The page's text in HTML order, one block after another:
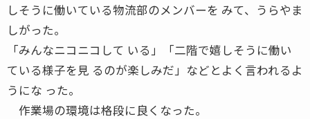
しそうに働いている物流部のメンバーを みて、うらやま
しがった。
「みんなニコニコして いる」「二階で嬉しそうに働い
ている様子を見 るのが楽しみだ」などとよく言われるよ
うにな った。
作業場の環境は格段に良くなった。